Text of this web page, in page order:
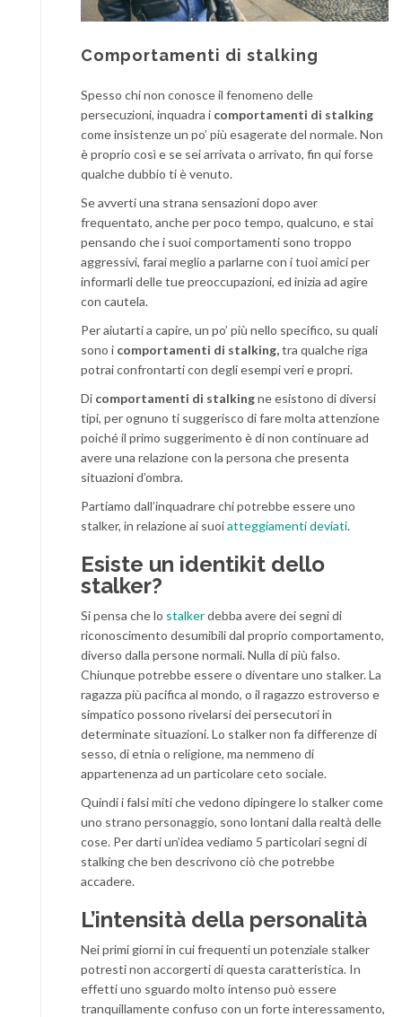
Comportamenti di stalking
Spesso chi non conosce il fenomeno delle
persecuzioni, inquadra i comportamenti di stalking
come insistenze un po’ più esagerate del normale. Non
è proprio così e se sei arrivata o arrivato, fin qui forse
qualche dubbio ti è venuto.
Se avverti una strana sensazioni dopo aver
frequentato, anche per poco tempo, qualcuno, e stai
pensando che i suoi comportamenti sono troppo
aggressivi, farai meglio a parlarne con i tuoi amici per
informarli delle tue preoccupazioni, ed inizia ad agire
con cautela.
Per aiutarti a capire, un po’ più nello specifico, su quali
sono i comportamenti di stalking,tra qualche riga
potrai confrontarti con degli esempi veri e propri.
Di comportamenti di stalkingne esistono di diversi
tipi, per ognuno ti suggerisco di fare molta attenzione
poiché il primo suggerimento è di non continuare ad
avere una relazione con la persona che presenta
situazioni d’ombra.
Partiamo dall’inquadrare chi potrebbe essere uno
stalker, in relazione ai suoiatteggiamenti deviati.
Esiste un identikit dello
stalker?
Si pensa che lo stalkerdebba avere dei segni di
riconoscimento desumibili dal proprio comportamento,
diverso dalla persone normali. Nulla di più falso.
Chiunque potrebbe essere o diventare uno stalker. La
ragazza più pacifica al mondo, o il ragazzo estroverso e
simpatico possono rivelarsi dei persecutori in
determinate situazioni. Lo stalker non fa differenze di
sesso, di etnia o religione, ma nemmeno di
appartenenza ad un particolare ceto sociale.
Quindi i falsi miti che vedono dipingere lo stalker come
uno strano personaggio, sono lontani dalla realtà delle
cose. Per darti un’idea vediamo 5 particolari segni di
stalking che ben descrivono ciò che potrebbe
accadere.
L’intensità della personalità
Nei primi giorni in cui frequenti un potenziale stalker
potresti non accorgerti di questa caratteristica. In
effetti uno sguardo molto intenso può essere
tranquillamente confuso con un forte interessamento,